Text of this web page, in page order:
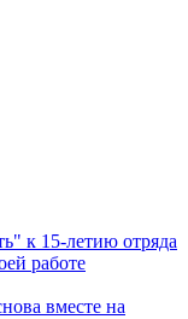
к 15-летию отряда
работе
вместе на